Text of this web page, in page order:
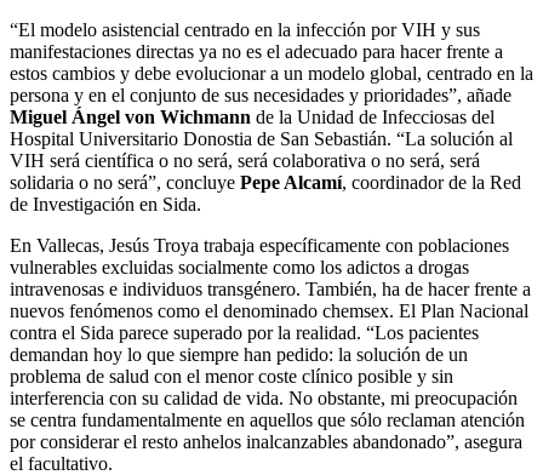
“El modelo asistencial centrado en la infección por VIH y sus
manifestaciones directas ya no es el adecuado para hacer frente a
estos cambios y debe evolucionar a un modelo global, centrado en la
persona y en el conjunto de sus necesidades y prioridades”, añade
Miguel Ángel von Wichmann de la Unidad de Infecciosas del
Hospital Universitario Donostia de San Sebastián. “La solución al
VIH será científica o no será, será colaborativa o no será, será
solidaria o no será”, concluye Pepe Alcamí, coordinador de la Red
de Investigación en Sida.
En Vallecas, Jesús Troya trabaja específicamente con poblaciones
vulnerables excluidas socialmente como los adictos a drogas
intravenosas e individuos transgénero. También, ha de hacer frente a
nuevos fenómenos como el denominado chemsex. El Plan Nacional
contra el Sida parece superado por la realidad. “Los pacientes
demandan hoy lo que siempre han pedido: la solución de un
problema de salud con el menor coste clínico posible y sin
interferencia con su calidad de vida. No obstante, mi preocupación
se centra fundamentalmente en aquellos que sólo reclaman atención
por considerar el resto anhelos inalcanzables abandonado”, asegura
el facultativo.